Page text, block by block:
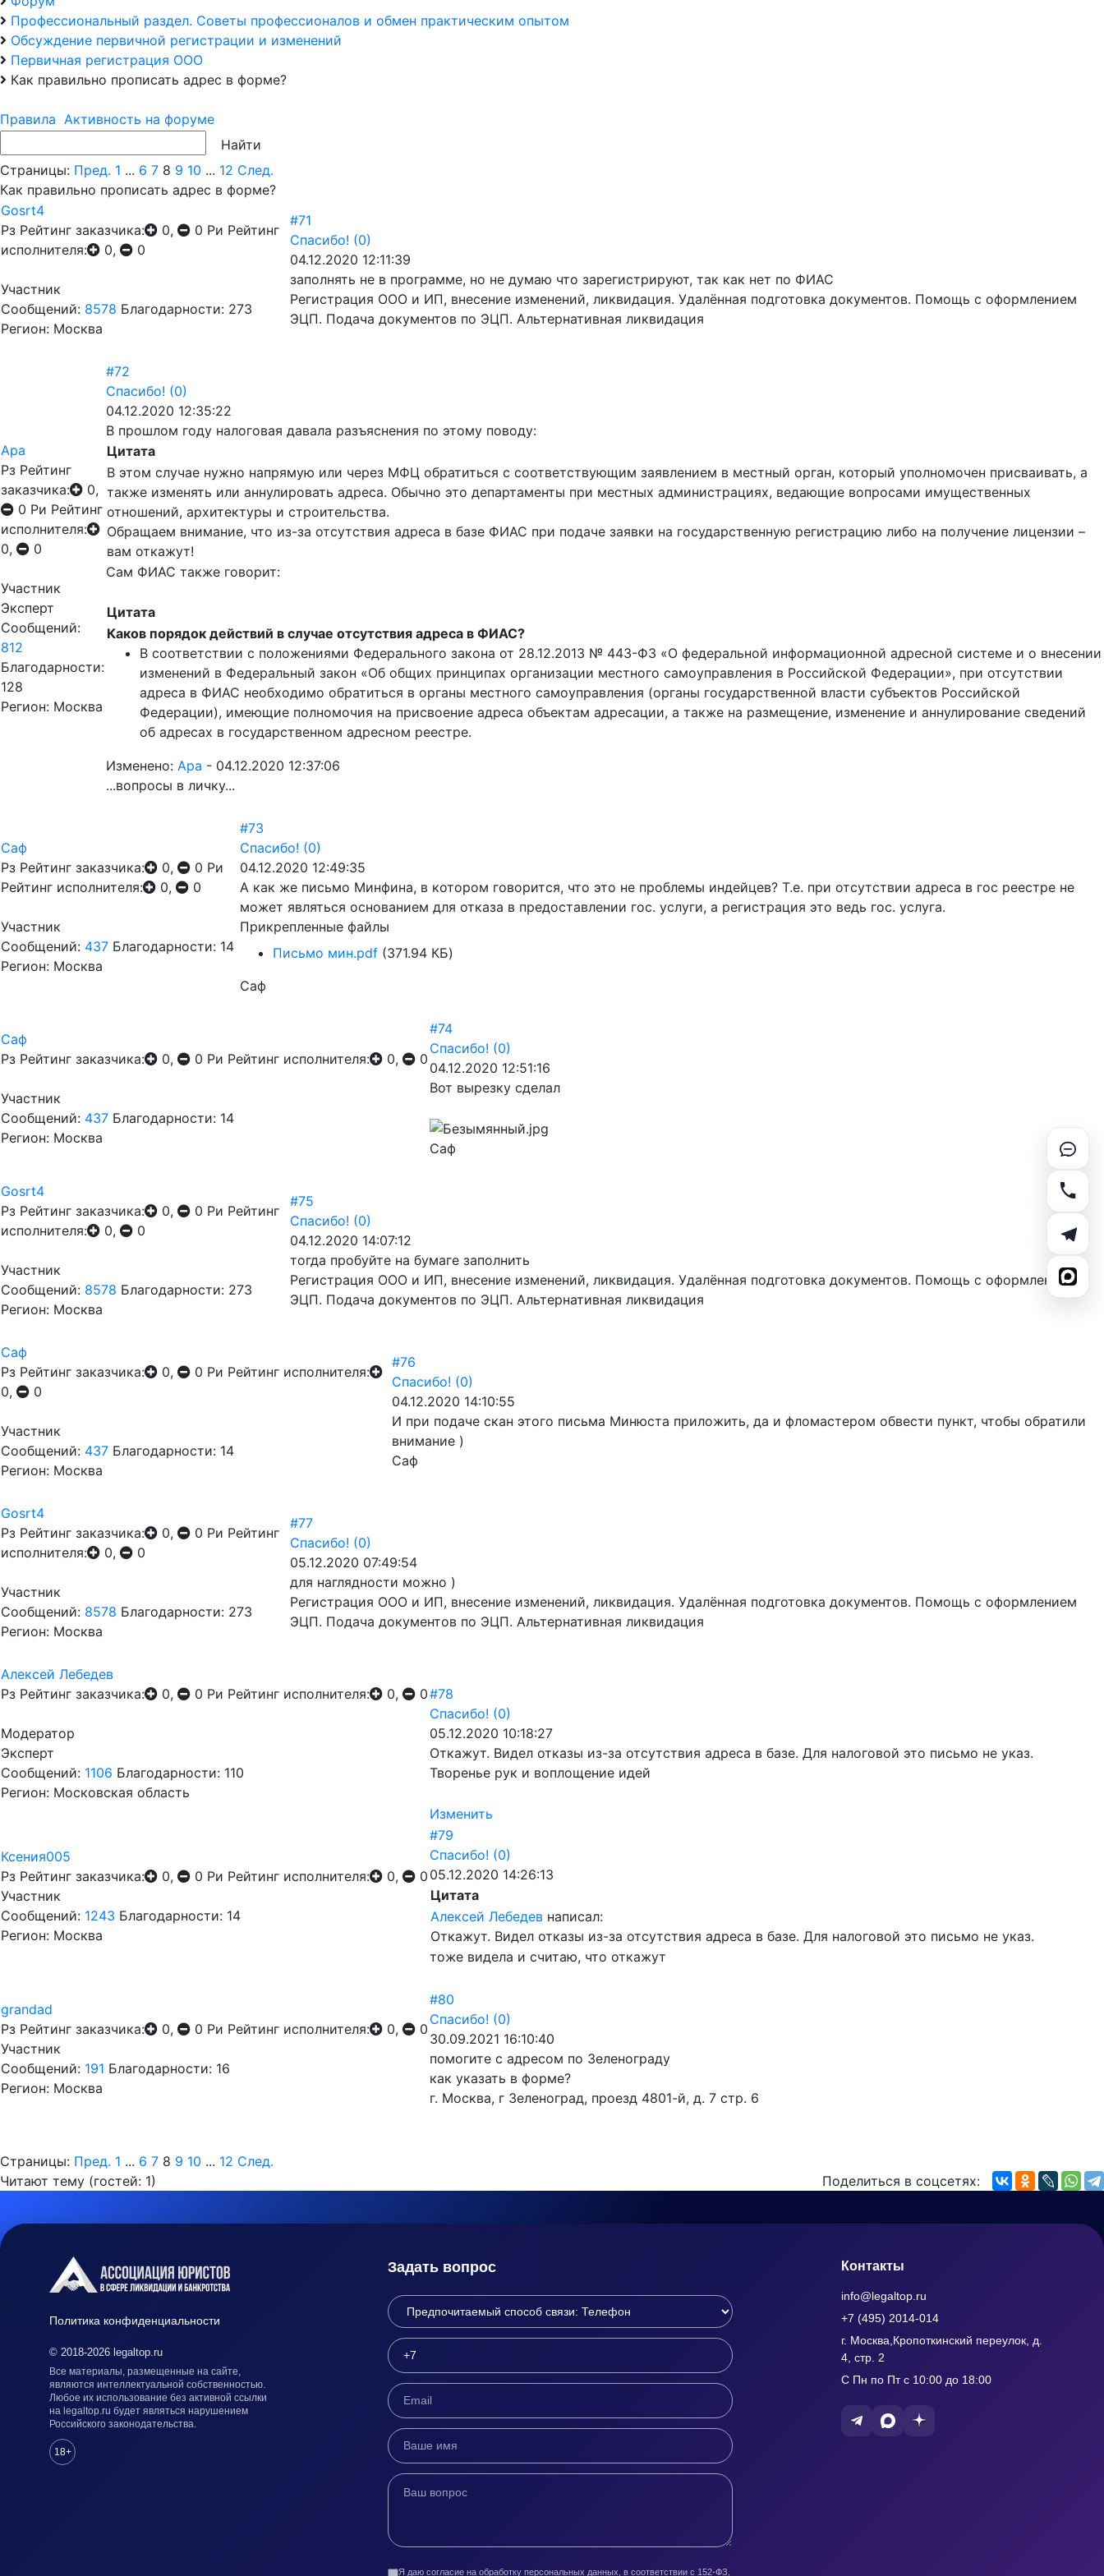
Профессиональный раздел. Советы профессионалов и обмен практическим опытом
Обсуждение первичной регистрации и изменений
Первичная регистрация ООО
Как правильно прописать адрес в форме?
Правила Активность на форуме
Страницы: Пред. 1 ... 6 7 8 9 10 ... 12 След.
Как правильно прописать адрес в форме?
Gosrt4
Рз Рейтинг заказчика: 0, 0 Ри Рейтинг
исполнителя:
0, 0
Участник
Сообщений: 8578 Благодарности: 273
Регион: Москва
#71
Спасибо! (0)
04.12.2020 12:11:39
заполнять не в программе, но не думаю что зарегистрируют, так как нет по ФИАС
Регистрация ООО и ИП, внесение изменений, ликвидация. Удалённая подготовка документов. Помощь с оформлением
ЭЦП. Подача документов по ЭЦП. Альтернативная ликвидация
Ара
Рз Рейтинг
заказчика:
0,
0 Ри Рейтинг
исполнителя:
0,
0
Участник
Эксперт
Сообщений:
812
Благодарности:
128
Регион: Москва
#72
Спасибо! (0)
04.12.2020 12:35:22
В прошлом году налоговая давала разъяснения по этому поводу:
Цитата
В этом случае нужно напрямую или через МФЦ обратиться с соответствующим заявлением в местный орган, который уполномочен присваивать, а
также изменять или аннулировать адреса. Обычно это департаменты при местных администрациях, ведающие вопросами имущественных
отношений, архитектуры и строительства.
Обращаем внимание, что из-за отсутствия адреса в базе ФИАС при подаче заявки на государственную регистрацию либо на получение лицензии –
вам откажут!
Сам ФИАС также говорит:
Цитата
Каков порядок действий в случае отсутствия адреса в ФИАС?
В соответствии с положениями Федерального закона от 28.12.2013 № 443-ФЗ «О федеральной информационной адресной системе и о внесении
изменений в Федеральный закон «Об общих принципах организации местного самоуправления в Российской Федерации», при отсутствии
адреса в ФИАС необходимо обратиться в органы местного самоуправления (органы государственной власти субъектов Российской
Федерации), имеющие полномочия на присвоение адреса объектам адресации, а также на размещение, изменение и аннулирование сведений
об адресах в государственном адресном реестре.
Изменено: Ара - 04.12.2020 12:37:06
...вопросы в личку...
Саф
Рз Рейтинг заказчика: 0, 0 Ри
Рейтинг исполнителя:
0, 0
Участник
Сообщений: 437 Благодарности: 14
Регион: Москва
#73
Спасибо! (0)
04.12.2020 12:49:35
А как же письмо Минфина, в котором говорится, что это не проблемы индейцев? Т.е. при отсутствии адреса в гос реестре не
может являться основанием для отказа в предоставлении гос. услуги, а регистрация это ведь гос. услуга.
Прикрепленные файлы
Письмо мин.pdf (371.94 КБ)
Саф
Саф
Рз Рейтинг заказчика: 0, 0 Ри Рейтинг исполнителя: 0, 0
Участник
Сообщений: 437 Благодарности: 14
Регион: Москва
#74
Спасибо! (0)
04.12.2020 12:51:16
Вот вырезку сделал
Саф
Gosrt4
Рз Рейтинг заказчика: 0, 0 Ри Рейтинг
исполнителя:
0, 0
Участник
Сообщений: 8578 Благодарности: 273
Регион: Москва
#75
Спасибо! (0)
04.12.2020 14:07:12
тогда пробуйте на бумаге заполнить
Регистрация ООО и ИП, внесение изменений, ликвидация. Удалённая подготовка документов. Помощь с оформлением
ЭЦП. Подача документов по ЭЦП. Альтернативная ликвидация
Саф
Рз Рейтинг заказчика: 0, 0 Ри Рейтинг исполнителя:
0,
0
Участник
Сообщений: 437 Благодарности: 14
Регион: Москва
#76
Спасибо! (0)
04.12.2020 14:10:55
И при подаче скан этого письма Минюста приложить, да и фломастером обвести пункт, чтобы обратили
внимание )
Саф
Gosrt4
Рз Рейтинг заказчика: 0, 0 Ри Рейтинг
исполнителя:
0, 0
Участник
Сообщений: 8578 Благодарности: 273
Регион: Москва
#77
Спасибо! (0)
05.12.2020 07:49:54
для наглядности можно )
Регистрация ООО и ИП, внесение изменений, ликвидация. Удалённая подготовка документов. Помощь с оформлением
ЭЦП. Подача документов по ЭЦП. Альтернативная ликвидация
Алексей Лебедев
Рз Рейтинг заказчика: 0, 0 Ри Рейтинг исполнителя: 0, 0
Модератор
Эксперт
Сообщений: 1106 Благодарности: 110
Регион: Московская область
#78
Спасибо! (0)
05.12.2020 10:18:27
Откажут. Видел отказы из-за отсутствия адреса в базе. Для налоговой это письмо не указ.
Творенье рук и воплощение идей
Изменить
Ксения005
Рз Рейтинг заказчика: 0, 0 Ри Рейтинг исполнителя: 0,
0
Участник
Сообщений: 1243 Благодарности: 14
Регион: Москва
#79
Спасибо! (0)
05.12.2020 14:26:13
Цитата
Алексей Лебедев написал:
Откажут. Видел отказы из-за отсутствия адреса в базе. Для налоговой это письмо не указ.
тоже видела и считаю, что откажут
grandad
Рз Рейтинг заказчика: 0, 0 Ри Рейтинг исполнителя: 0,
0
Участник
Сообщений: 191 Благодарности: 16
Регион: Москва
#80
Спасибо! (0)
30.09.2021 16:10:40
помогите с адресом по Зеленограду
как указать в форме?
г. Москва, г Зеленоград, проезд 4801-й, д. 7 стр. 6
Страницы: Пред. 1 ... 6 7 8 9 10 ... 12 След.
Читают тему (гостей: 1) Поделиться в соцсетях:
Политика конфиденциальности
© 2018-2026 legaltop.ru
Все материалы, размещенные на сайте,
являются интеллектуальной собственностью.
Любое их использование без активной ссылки
на legaltop.ru будет являться нарушением
Российского законодательства.
18+
Задать вопрос
Я даю согласие на обработку персональных данных, в соответствии с 152-ФЗ,
Контакты
info@legaltop.ru
+7 (495) 2014-014
г. Москва,Кропоткинский переулок, д.
4, стр. 2
С Пн по Пт с 10:00 до 18:00